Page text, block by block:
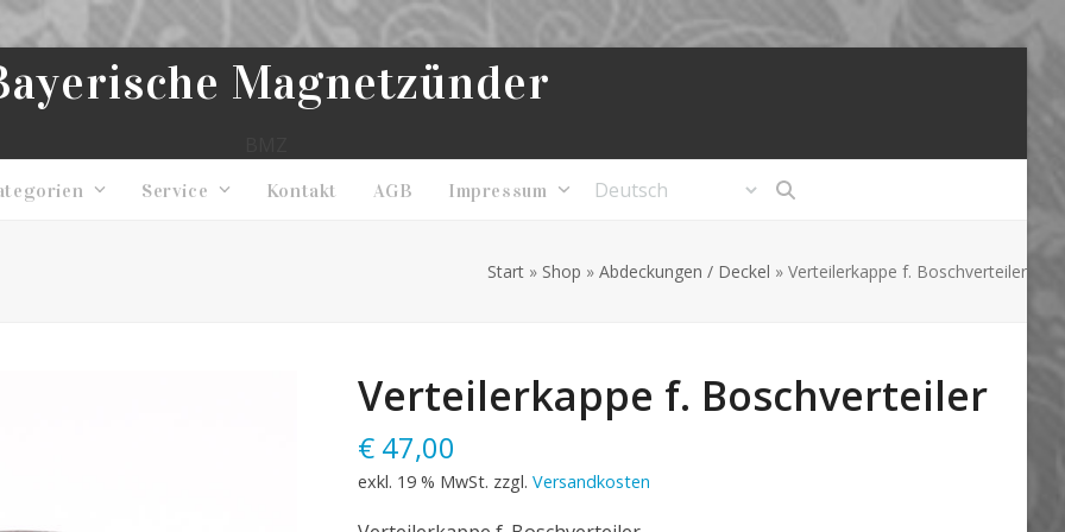
Magnetzünder
Service Kontakt AGB Impressum
Start » Shop » Abdeckungen / Deckel » Verteilerkappe f. Boschverteiler
Verteilerkappe f. Boschverteiler
€47,00
exkl. 19 % MwSt. zzgl. Versandkosten